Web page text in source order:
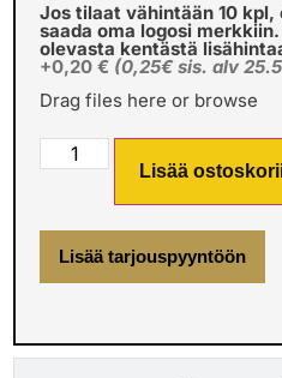
Jos tilaat vähintään 10 kpl,
saada oma logosi
olevasta kentästä
+0,20 € (0,25€ sis. alv
Drag files here or browse
Lisää
Lisää tarjouspyyntöön